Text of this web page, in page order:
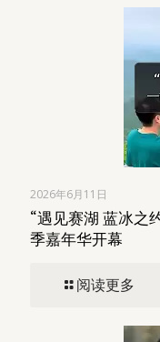
2026年6月11日
“遇见赛湖 蓝冰
季嘉年华开幕
阅读更多